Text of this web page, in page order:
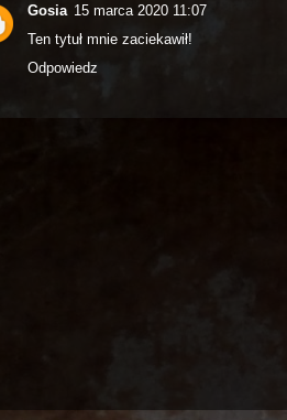
Gosia 15 marca 2020 11:07
Ten tytuł mnie zaciekawił!
Odpowiedz